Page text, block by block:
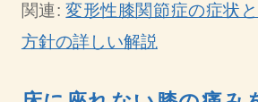
関連:変形性膝関節症の症状
方針の詳しい解説